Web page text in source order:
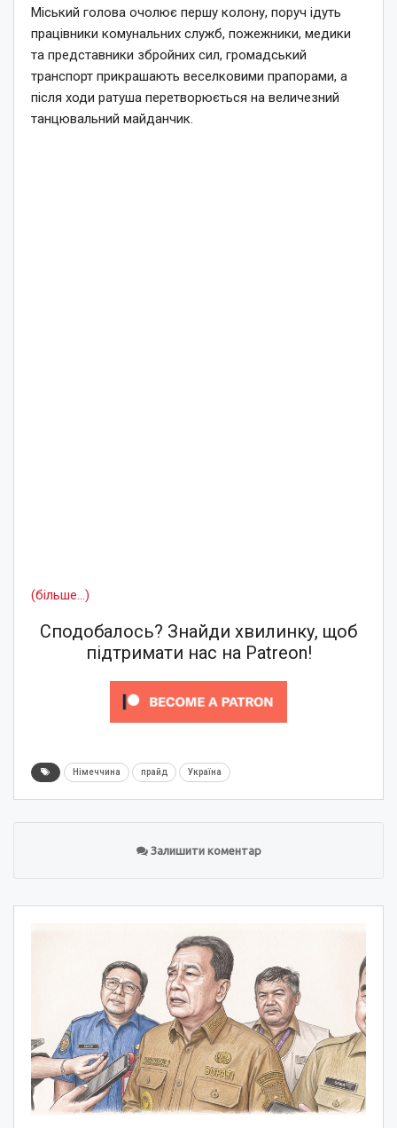
Міський голова очолює першу колону, поруч ідуть
працівники комунальних служб, пожежники, медики
та представники збройних сил, громадський
транспорт прикрашають веселковими прапорами, а
після ходи ратуша перетворюється на величезний
танцювальний майданчик.
(більше…)
Сподобалось? Знайди хвилинку, щоб
підтримати нас на Patreon!
Німеччина прайд Україна
Залишити коментар